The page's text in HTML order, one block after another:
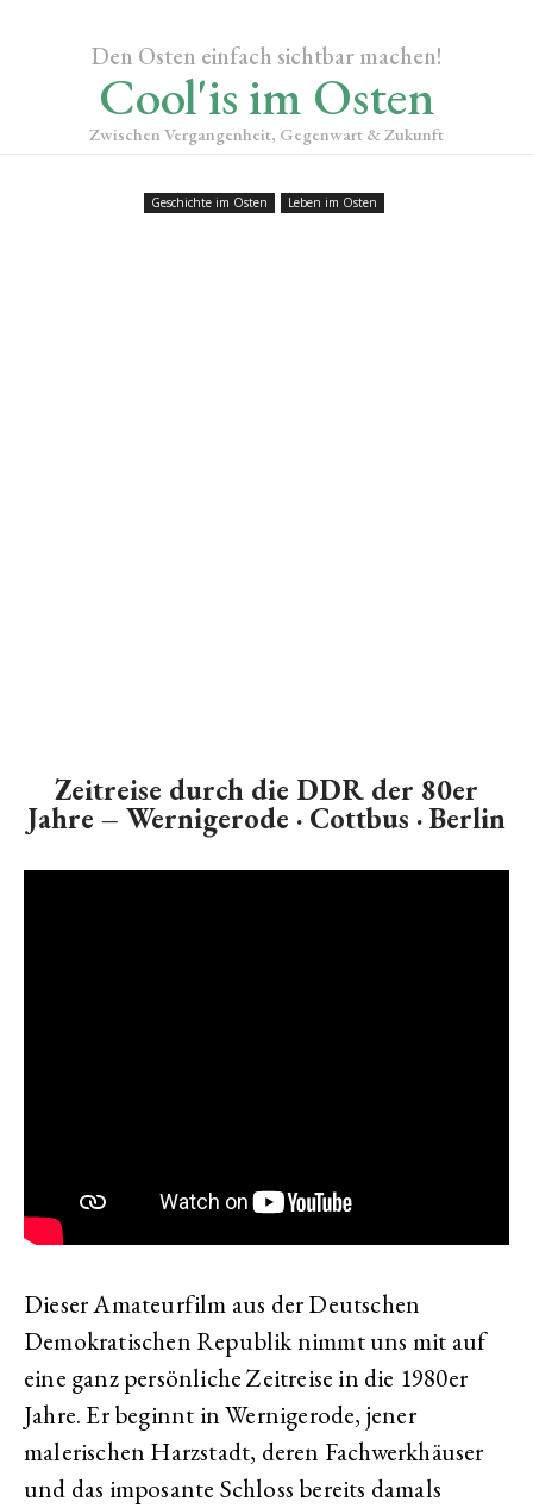
Den Osten einfach sichtbar machen!
Cool'is im Osten
Zwischen Vergangenheit, Gegenwart & Zukunft
Geschichte im Osten Leben im Osten
Zeitreise durch die DDR der 80er
Jahre – Wernigerode · Cottbus · Berlin
Dieser Amateurfilm aus der Deutschen
Demokratischen Republik nimmt uns mit auf
eine ganz persönliche Zeitreise in die 1980er
Jahre. Er beginnt in Wernigerode, jener
malerischen Harzstadt, deren Fachwerkhäuser
und das imposante Schloss bereits damals